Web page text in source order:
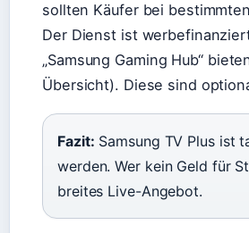
sollten Käufer bei
Der Dienst ist
„Samsung Gaming Hub“
Übersicht). Diese sind
Fazit: Samsung TV Plus ist
werden. Wer kein Geld für
breites Live-Angebot.